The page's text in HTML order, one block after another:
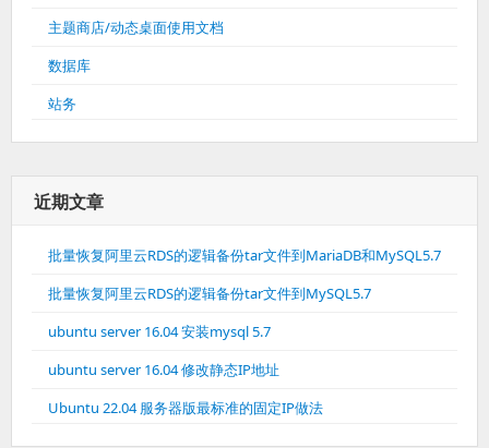
主题商店/动态桌面使用文档
数据库
站务
近期文章
批量恢复阿里云RDS的逻辑备份tar文件到MariaDB和MySQL5.7
批量恢复阿里云RDS的逻辑备份tar文件到MySQL5.7
ubuntu server 16.04 安装mysql 5.7
ubuntu server 16.04 修改静态IP地址
Ubuntu 22.04 服务器版最标准的固定IP做法